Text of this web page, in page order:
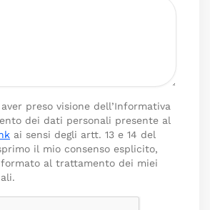
preso visione dell’Informativa
dei dati personali presente al
ai sensi degli artt. 13 e 14 del
il mio consenso esplicito,
al trattamento dei miei